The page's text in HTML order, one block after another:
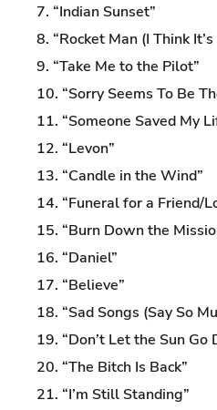
7. “Indian Sunset”
8. “Rocket Man (I Think
9. “Take Me to the Pilot”
10. “Sorry Seems To Be
11. “Someone Saved My
12. “Levon”
13. “Candle in the Wind”
14. “Funeral for a Friend/
15. “Burn Down the
16. “Daniel”
17. “Believe”
18. “Sad Songs (Say So
19. “Don’t Let the Sun Go
20. “The Bitch Is Back”
21. “I’m Still Standing”